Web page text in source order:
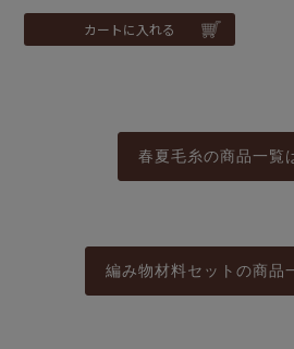
カートに入れる
春夏毛糸の商品一覧
編み物材料セットの商品